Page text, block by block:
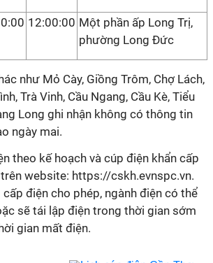
12:00:00 Một phần ấp Long Trị,
phường Long Đức
như Mỏ Cày, Giồng Trôm, Chợ Lách,
Trà Vinh, Cầu Ngang, Cầu Kè, Tiểu
Long ghi nhận không có thông tin
ngày mai.
theo kế hoạch và cúp điện khẩn cấp
website: https://cskh.evnspc.vn.
điện cho phép, ngành điện có thể
sẽ tái lập điện trong thời gian sớm
gian mất điện.